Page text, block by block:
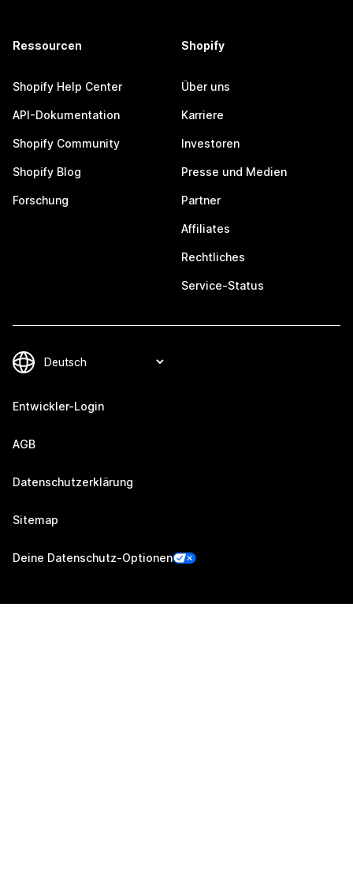
Ressourcen
Shopify Help Center
API-Dokumentation
Shopify Community
Shopify Blog
Forschung
Shopify
Über uns
Karriere
Investoren
Presse und Medien
Partner
Affiliates
Rechtliches
Service-Status
Entwickler-Login
AGB
Datenschutzerklärung
Sitemap
Deine Datenschutz-Optionen